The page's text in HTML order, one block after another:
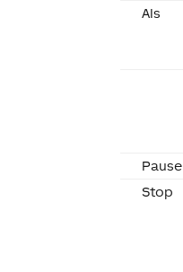
AIs
Pause
Stop